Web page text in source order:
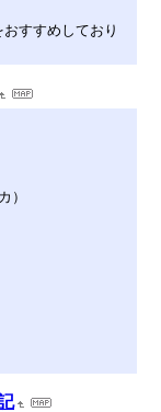
おすすめしており
）